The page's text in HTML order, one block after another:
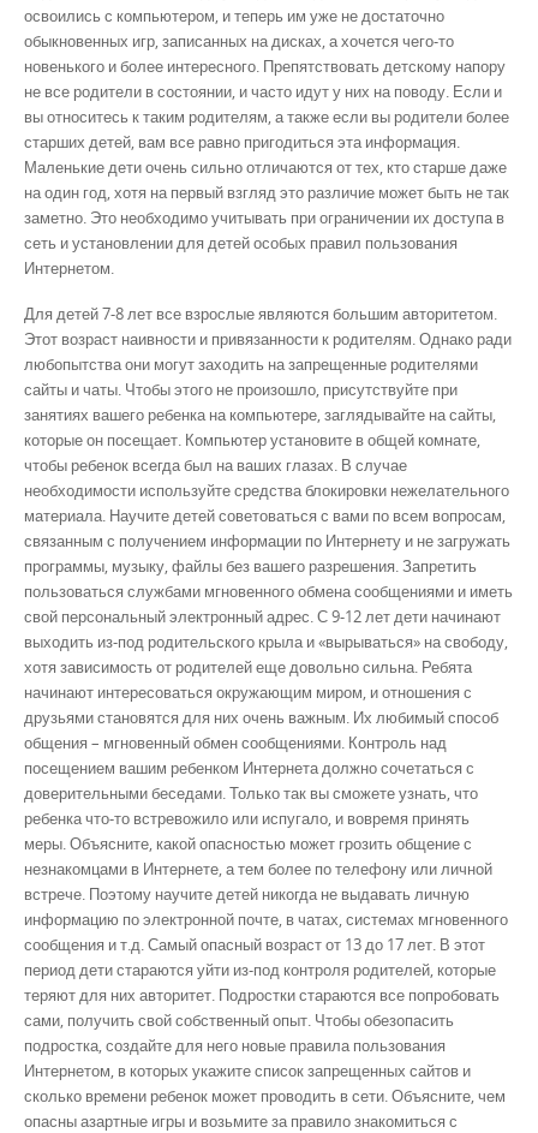
освоились с компьютером, и теперь им уже не достаточно
обыкновенных игр, записанных на дисках, а хочется чего-то
новенького и более интересного. Препятствовать детскому напору
не все родители в состоянии, и часто идут у них на поводу. Если и
вы относитесь к таким родителям, а также если вы родители более
старших детей, вам все равно пригодиться эта информация.
Маленькие дети очень сильно отличаются от тех, кто старше даже
на один год, хотя на первый взгляд это различие может быть не так
заметно. Это необходимо учитывать при ограничении их доступа в
сеть и установлении для детей особых правил пользования
Интернетом.
Для детей 7-8 лет все взрослые являются большим авторитетом.
Этот возраст наивности и привязанности к родителям. Однако ради
любопытства они могут заходить на запрещенные родителями
сайты и чаты. Чтобы этого не произошло, присутствуйте при
занятиях вашего ребенка на компьютере, заглядывайте на сайты,
которые он посещает. Компьютер установите в общей комнате,
чтобы ребенок всегда был на ваших глазах. В случае
необходимости используйте средства блокировки нежелательного
материала. Научите детей советоваться с вами по всем вопросам,
связанным с получением информации по Интернету и не загружать
программы, музыку, файлы без вашего разрешения. Запретить
пользоваться службами мгновенного обмена сообщениями и иметь
свой персональный электронный адрес. С 9-12 лет дети начинают
выходить из-под родительского крыла и «вырываться» на свободу,
хотя зависимость от родителей еще довольно сильна. Ребята
начинают интересоваться окружающим миром, и отношения с
друзьями становятся для них очень важным. Их любимый способ
общения – мгновенный обмен сообщениями. Контроль над
посещением вашим ребенком Интернета должно сочетаться с
доверительными беседами. Только так вы сможете узнать, что
ребенка что-то встревожило или испугало, и вовремя принять
меры. Объясните, какой опасностью может грозить общение с
незнакомцами в Интернете, а тем более по телефону или личной
встрече. Поэтому научите детей никогда не выдавать личную
информацию по электронной почте, в чатах, системах мгновенного
сообщения и т.д. Самый опасный возраст от 13 до 17 лет. В этот
период дети стараются уйти из-под контроля родителей, которые
теряют для них авторитет. Подростки стараются все попробовать
сами, получить свой собственный опыт. Чтобы обезопасить
подростка, создайте для него новые правила пользования
Интернетом, в которых укажите список запрещенных сайтов и
сколько времени ребенок может проводить в сети. Объясните, чем
опасны азартные игры и возьмите за правило знакомиться с